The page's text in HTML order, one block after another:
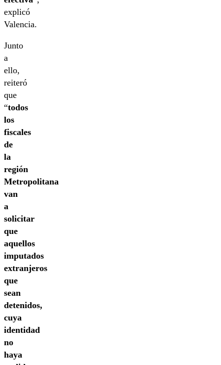
explicó
Valencia.
Junto
a
ello,
reiteró
que
“todos
los
fiscales
de
la
región
Metropolitana
van
a
solicitar
que
aquellos
imputados
extranjeros
que
sean
detenidos,
cuya
identidad
no
haya